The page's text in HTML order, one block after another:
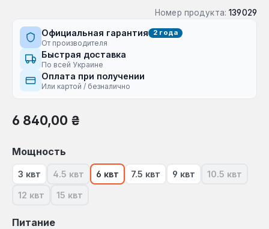
Номер продукта: 139029
Официальная гарантия 2 года
От производителя
Быстрая доставка
По всей Украине
Оплата при получении
Или картой / безналично
Обычная цена:
6 840,00 ₴
Выберите
Мощность
3 квт 4.5 квт(В настоящее время эта опция недоступна.)
6 квт 7.5 квт 9 квт 10.5 квт
(В
12 квт(В настоящее время эта опция недоступна.)
15 квт(В настоящее время эта опция недоступна.)
Выберите
Питание